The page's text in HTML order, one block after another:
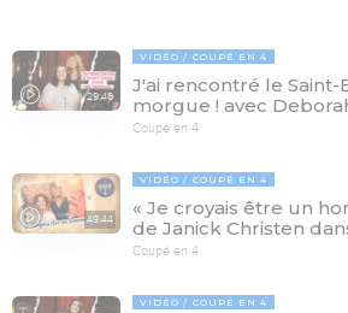
29:46
VIDÉO COUPÉ EN 4
J'ai rencontré le Saint-
morgue ! avec
Coupé en 4
49:44
VIDÉO COUPÉ EN 4
« Je croyais être un
de Janick Christen
Coupé en 4
VIDÉO COUPÉ EN 4